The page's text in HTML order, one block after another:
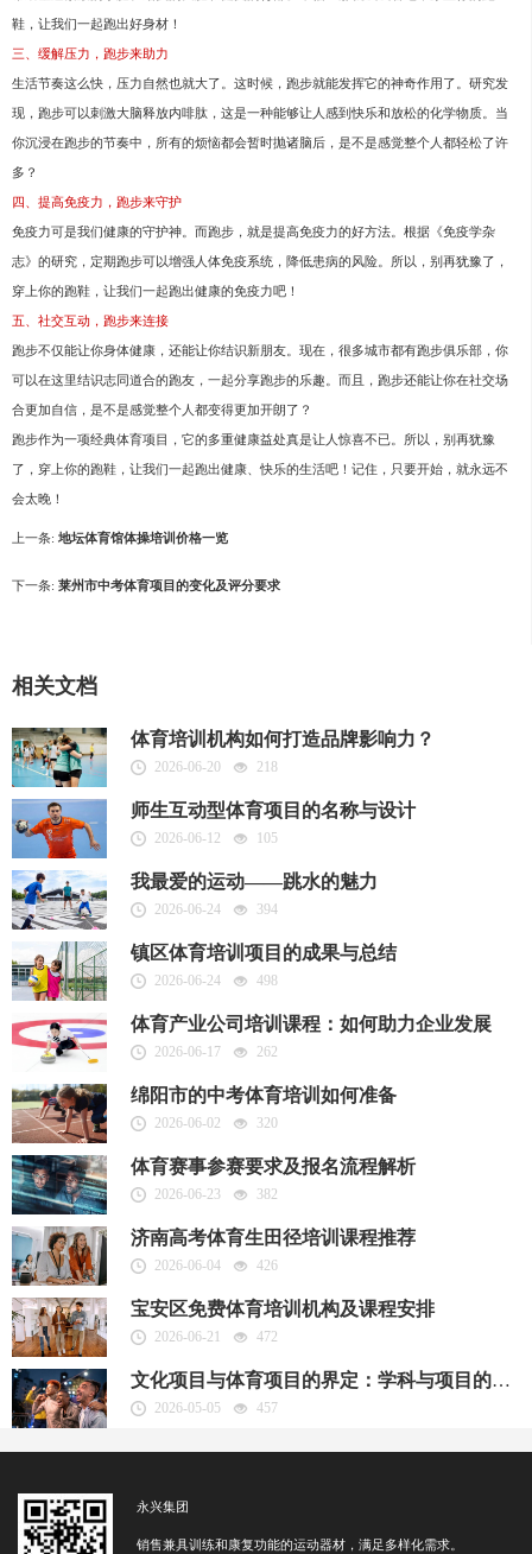
鞋，让我们一起跑出好身材！
三、缓解压力，跑步来助力
生活节奏这么快，压力自然也就大了。这时候，跑步就能发挥它的神奇作用了。研究发
现，跑步可以刺激大脑释放内啡肽，这是一种能够让人感到快乐和放松的化学物质。当
你沉浸在跑步的节奏中，所有的烦恼都会暂时抛诸脑后，是不是感觉整个人都轻松了许
多？
四、提高免疫力，跑步来守护
免疫力可是我们健康的守护神。而跑步，就是提高免疫力的好方法。根据《免疫学杂
志》的研究，定期跑步可以增强人体免疫系统，降低患病的风险。所以，别再犹豫了，
穿上你的跑鞋，让我们一起跑出健康的免疫力吧！
五、社交互动，跑步来连接
跑步不仅能让你身体健康，还能让你结识新朋友。现在，很多城市都有跑步俱乐部，你
可以在这里结识志同道合的跑友，一起分享跑步的乐趣。而且，跑步还能让你在社交场
合更加自信，是不是感觉整个人都变得更加开朗了？
跑步作为一项经典体育项目，它的多重健康益处真是让人惊喜不已。所以，别再犹豫
了，穿上你的跑鞋，让我们一起跑出健康、快乐的生活吧！记住，只要开始，就永远不
会太晚！
上一条: 地坛体育馆体操培训价格一览
下一条: 莱州市中考体育项目的变化及评分要求
相关文档
体育培训机构如何打造品牌影响力？
2026-06-20 218
师生互动型体育项目的名称与设计
2026-06-12 105
我最爱的运动——跳水的魅力
2026-06-24 394
镇区体育培训项目的成果与总结
2026-06-24 498
体育产业公司培训课程：如何助力企业发展
2026-06-17 262
绵阳市的中考体育培训如何准备
2026-06-02 320
体育赛事参赛要求及报名流程解析
2026-06-23 382
济南高考体育生田径培训课程推荐
2026-06-04 426
宝安区免费体育培训机构及课程安排
2026-06-21 472
文化项目与体育项目的界定：学科与项目的融合
2026-05-05 457
永兴集团
销售兼具训练和康复功能的运动器材，满足多样化需求。